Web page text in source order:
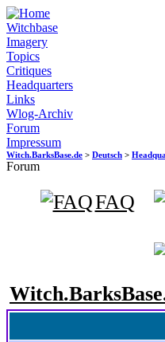
Witchbase
Imagery
Topics
Critiques
Headquarters
Links
Wlog-Archiv
Forum
Impressum
Witch.BarksBase.de > Deutsch >
Forum
FAQ